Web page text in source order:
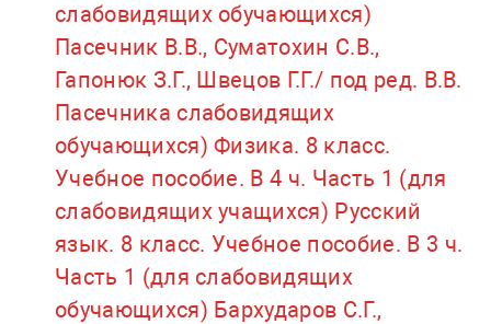
слабовидящих обучающихся)
Пасечник В.В., Суматохин С.В.,
Гапонюк З.Г., Швецов Г.Г./ под ред. В.В.
Пасечника слабовидящих
обучающихся) Физика. 8 класс.
Учебное пособие. В 4 ч. Часть 1 (для
слабовидящих учащихся) Русский
язык. 8 класс. Учебное пособие. В 3 ч.
Часть 1 (для слабовидящих
обучающихся) Бархударов С.Г.,